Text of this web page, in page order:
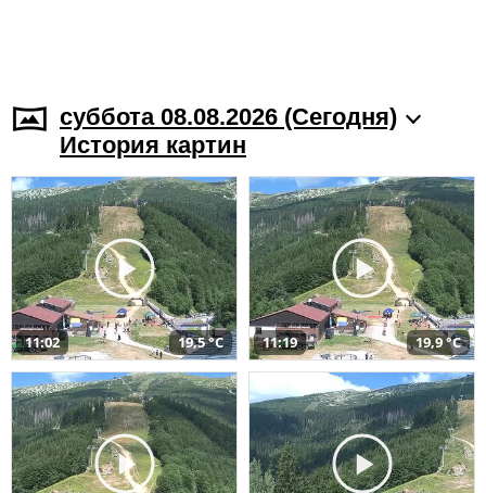
суббота 08.08.2026 (Cегодня)
История картин
11:02 19,5 °C 11:19 19,9 °C